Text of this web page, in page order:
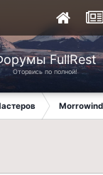
FullRest
Оторвись по полной!